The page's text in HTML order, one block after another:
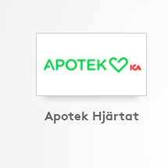
Apotek Hjärtat